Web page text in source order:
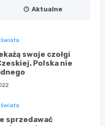
Aktualne
świata
swoje czołgi
Polska nie
świata
sprzedawać